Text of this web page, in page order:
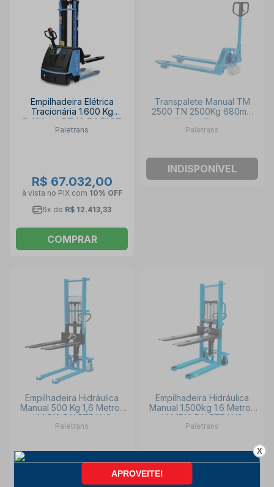
Empilhadeira Elétrica
Tracionária 1.600 Kg
5.400mm PT 16/54 FAST
PALETRANS
Paletrans
R$ 67.032,00
à vista no PIX com 10% OFF
6x de R$ 12.413,33
COMPRAR
Transpalete Manual TM
2500 TN 2500Kg 680mm
com Rodas Tandem de
Nylon PALETRANS
Paletrans
INDISPONÍVEL
Empilhadeira Hidráulica
Manual 500 Kg 1,6 Metros
LM 516 PALETRANS
Paletrans
INDISPONÍVEL
Empilhadeira Hidráulica
Manual 1.500kg 1.6 Metros
LM 1516 PALETRANS
Paletrans
INDISPONÍVEL
X